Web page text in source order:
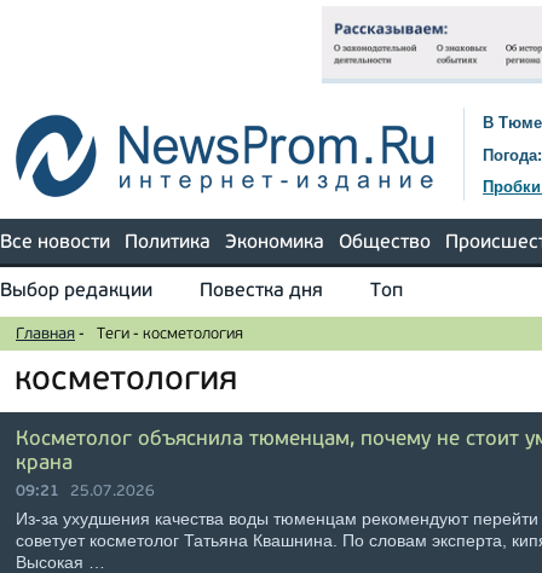
В
Погода:
Все новости Политика Экономика Общество
Выбор редакции Повестка дня Топ
Главная - Теги - косметология
косметология
Косметолог объяснила тюменцам, почему не стоит
крана
09:21 25.07.2026
Из-за ухудшения качества воды тюменцам рекомендуют
советует косметолог Татьяна Квашнина. По словам эксперта,
Высокая …